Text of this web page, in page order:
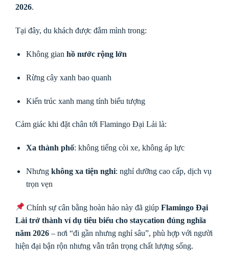
2026.
Tại đây, du khách được đắm mình trong:
Không gian hồ nước rộng lớn
Rừng cây xanh bao quanh
Kiến trúc xanh mang tính biểu tượng
Cảm giác khi đặt chân tới Flamingo Đại Lải là:
Xa thành phố: không tiếng còi xe, không áp lực
Nhưng không xa tiện nghi: nghỉ dưỡng cao cấp, dịch vụ
trọn vẹn
Chính sự cân bằng hoàn hảo này đã giúpFlamingo Đại
Lải trở thành ví dụ tiêu biểu cho staycation đúng nghĩa
năm 2026 – nơi “đi gần nhưng nghỉ sâu”, phù hợp với người
hiện đại bận rộn nhưng vẫn trân trọng chất lượng sống.